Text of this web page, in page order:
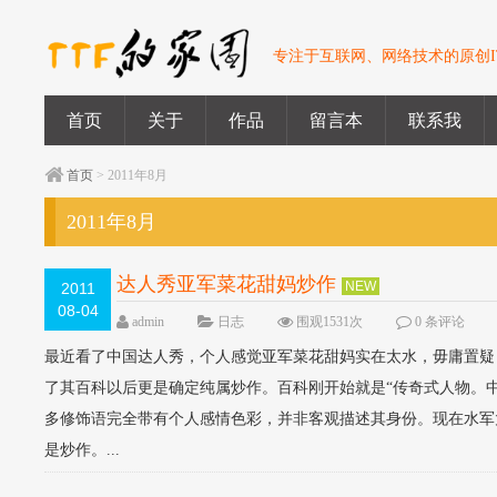
专注于互联网、网络技术的原创
首页 关于 作品 留言本 联系我
首页 > 2011年8月
2011年8月
2011
08-04
达人秀亚军菜花甜妈炒作 NEW
admin 日志 围观1531次 0 条评论
最近看了中国达人秀，个人感觉亚军菜花甜妈实在太水，毋庸置
了其百科以后更是确定纯属炒作。百科刚开始就是“传奇式人物
多修饰语完全带有个人感情色彩，并非客观描述其身份。现在水
是炒作。...